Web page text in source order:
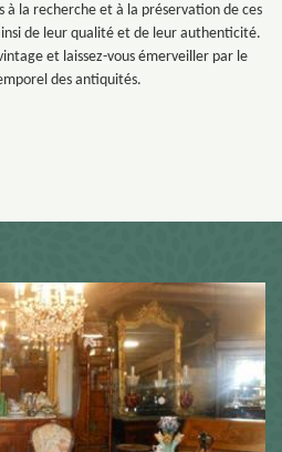
à la recherche et à la préservation de ces
de leur qualité et de leur authenticité.
et laissez-vous émerveiller par le
des antiquités.